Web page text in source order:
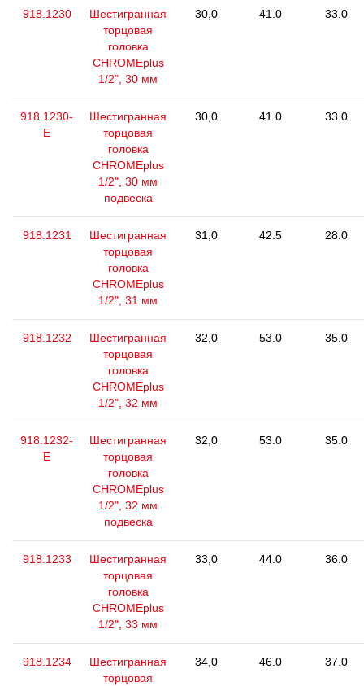
918.1230
Шестигранная
торцовая
головка
CHROMEplus
1/2", 30 мм
30,0 41.0 33.0
918.1230-
E
Шестигранная
торцовая
головка
CHROMEplus
1/2", 30 мм
подвеска
30,0 41.0 33.0
918.1231
Шестигранная
торцовая
головка
CHROMEplus
1/2", 31 мм
31,0 42.5 28.0
918.1232
Шестигранная
торцовая
головка
CHROMEplus
1/2", 32 мм
32,0 53.0 35.0
918.1232-
E
Шестигранная
торцовая
головка
CHROMEplus
1/2", 32 мм
подвеска
32,0 53.0 35.0
918.1233
Шестигранная
торцовая
головка
CHROMEplus
1/2", 33 мм
33,0 44.0 36.0
918.1234
Шестигранная
торцовая
34,0 46.0 37.0